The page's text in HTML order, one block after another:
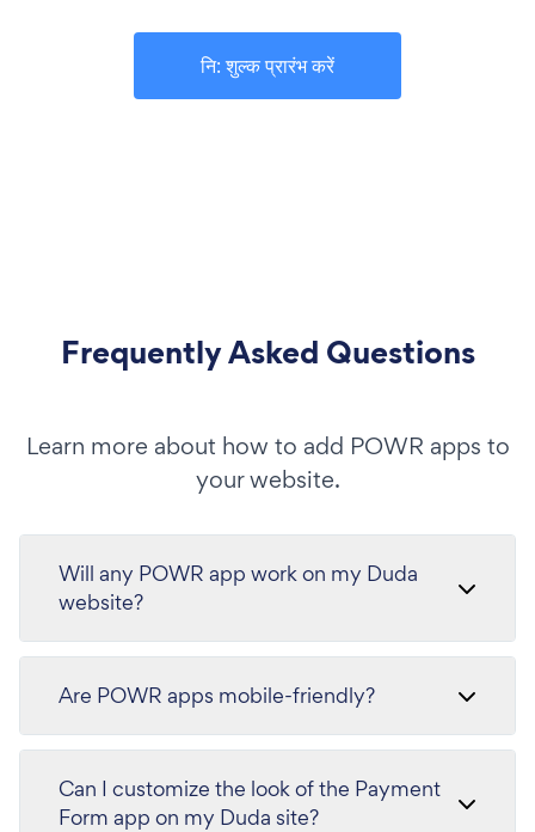
नि: शुल्क प्रारंभ करें
Frequently Asked Questions
Learn more about how to add POWR apps to
your website.
Will any POWR app work on my Duda
website?
Are POWR apps mobile-friendly?
Can I customize the look of the Payment
Form app on my Duda site?